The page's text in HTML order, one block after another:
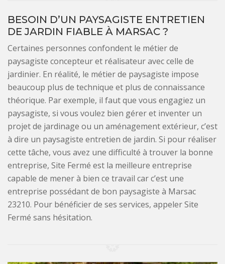
BESOIN D’UN PAYSAGISTE ENTRETIEN
DE JARDIN FIABLE À MARSAC ?
Certaines personnes confondent le métier de
paysagiste concepteur et réalisateur avec celle de
jardinier. En réalité, le métier de paysagiste impose
beaucoup plus de technique et plus de connaissance
théorique. Par exemple, il faut que vous engagiez un
paysagiste, si vous voulez bien gérer et inventer un
projet de jardinage ou un aménagement extérieur, c’est
à dire un paysagiste entretien de jardin. Si pour réaliser
cette tâche, vous avez une difficulté à trouver la bonne
entreprise, Site Fermé est la meilleure entreprise
capable de mener à bien ce travail car c’est une
entreprise possédant de bon paysagiste à Marsac
23210. Pour bénéficier de ses services, appeler Site
Fermé sans hésitation.